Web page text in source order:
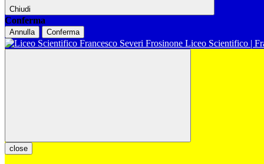
Chiudi
Conferma
Annulla Conferma
Liceo Scientifico |
close